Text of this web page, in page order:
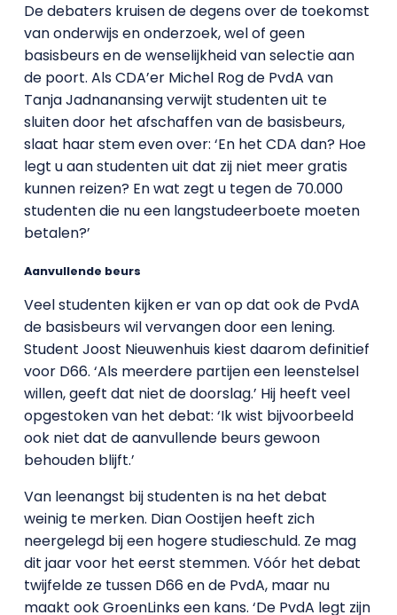
De debaters kruisen de degens over de toekomst
van onderwijs en onderzoek, wel of geen
basisbeurs en de wenselijkheid van selectie aan
de poort. Als CDA’er Michel Rog de PvdA van
Tanja Jadnanansing verwijt studenten uit te
sluiten door het afschaffen van de basisbeurs,
slaat haar stem even over: ‘En het CDA dan? Hoe
legt u aan studenten uit dat zij niet meer gratis
kunnen reizen? En wat zegt u tegen de 70.000
studenten die nu een langstudeerboete moeten
betalen?’
Aanvullende beurs
Veel studenten kijken er van op dat ook de PvdA
de basisbeurs wil vervangen door een lening.
Student Joost Nieuwenhuis kiest daarom definitief
voor D66. ‘Als meerdere partijen een leenstelsel
willen, geeft dat niet de doorslag.’ Hij heeft veel
opgestoken van het debat: ‘Ik wist bijvoorbeeld
ook niet dat de aanvullende beurs gewoon
behouden blijft.’
Van leenangst bij studenten is na het debat
weinig te merken. Dian Oostijen heeft zich
neergelegd bij een hogere studieschuld. Ze mag
dit jaar voor het eerst stemmen. Vóór het debat
twijfelde ze tussen D66 en de PvdA, maar nu
maakt ook GroenLinks een kans. ‘De PvdA legt zijn